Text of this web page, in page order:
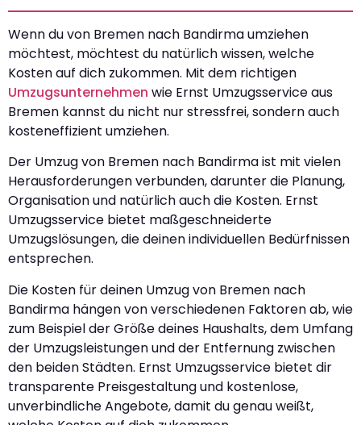
Wenn du von Bremen nach Bandirma umziehen
möchtest, möchtest du natürlich wissen, welche
Kosten auf dich zukommen. Mit dem richtigen
Umzugsunternehmen wie Ernst Umzugsservice aus
Bremen kannst du nicht nur stressfrei, sondern auch
kosteneffizient umziehen.
Der Umzug von Bremen nach Bandirma ist mit vielen
Herausforderungen verbunden, darunter die Planung,
Organisation und natürlich auch die Kosten. Ernst
Umzugsservice bietet maßgeschneiderte
Umzugslösungen, die deinen individuellen Bedürfnissen
entsprechen.
Die Kosten für deinen Umzug von Bremen nach
Bandirma hängen von verschiedenen Faktoren ab, wie
zum Beispiel der Größe deines Haushalts, dem Umfang
der Umzugsleistungen und der Entfernung zwischen
den beiden Städten. Ernst Umzugsservice bietet dir
transparente Preisgestaltung und kostenlose,
unverbindliche Angebote, damit du genau weißt,